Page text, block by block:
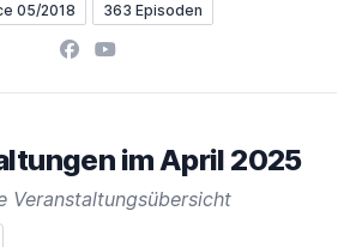
05/2018 363 Episoden
Facebook
YouTube
im April 2025
Veranstaltungsübersicht